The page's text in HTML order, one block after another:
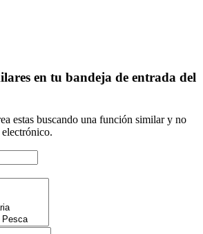
en tu bandeja de entrada del
estas buscando una función similar y no